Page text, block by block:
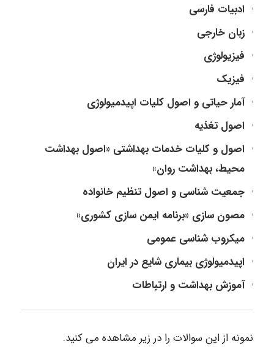
ادبیات فارسی
زبان خارجی
فیزیولوژی
فیزیک
آمار حیاتی و اصول کلیات اپیدمیولوژی
اصول تغذیه
اصول و کلیات خدمات بهداشتی «اصول بهداشت
محیط، بهداشت روان»
جمعیت شناسی و اصول تنظیم خانواده
مصون سازی «برنامه ایمن سازی کشوری»
میکروب شناسی عمومی
اپیدمیولوژی بیماری شایع در ایران
آموزش بهداشت و ارتباطات
نمونه از این سوالات را در زیر مشاهده می کنید.